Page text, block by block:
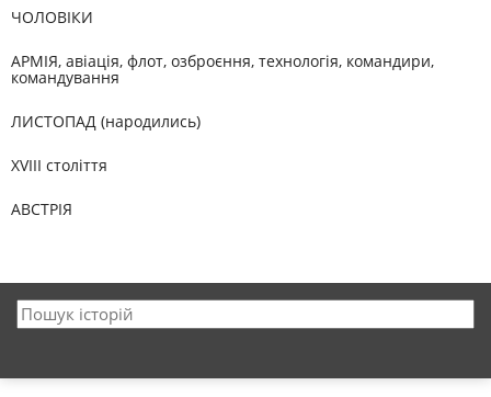
ЧОЛОВІКИ
АРМІЯ, авіація, флот, озброєння, технологія, командири,
командування
ЛИСТОПАД (народились)
XVIII століття
АВСТРІЯ